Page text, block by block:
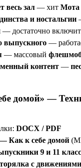
весь зал — хит Мота
и ностальгии
— достаточно
выпускного —
— массовый
контент —
домой» —
DOCX / PDF
Как к себе домой
9 и 11
с движениями